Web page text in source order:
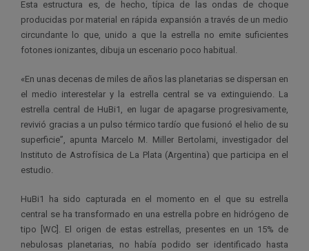
Esta estructura es, de hecho, típica de las ondas de choque
producidas por material en rápida expansión a través de un medio
circundante lo que, unido a que la estrella no emite suficientes
fotones ionizantes, dibuja un escenario poco habitual.
«En unas decenas de miles de años las planetarias se dispersan en
el medio interestelar y la estrella central se va extinguiendo. La
estrella central de HuBi1, en lugar de apagarse progresivamente,
revivió gracias a un pulso térmico tardío que fusionó el helio de su
superficie”, apunta Marcelo M. Miller Bertolami, investigador del
Instituto de Astrofísica de La Plata (Argentina) que participa en el
estudio.
HuBi1 ha sido capturada en el momento en el que su estrella
central se ha transformado en una estrella pobre en hidrógeno de
tipo [WC]. El origen de estas estrellas, presentes en un 15% de
nebulosas planetarias, no había podido ser identificado hasta